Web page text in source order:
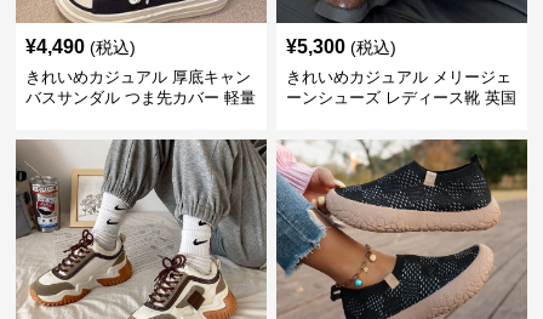
¥4,490 (税込)
きれいめカジュアル 厚底キャン
バスサンダル つま先カバー 軽量
アルシューズ
¥5,300 (税込)
きれいめカジュアル メリージェ
ーンシューズ レディース靴 英国
ラシカル フラットパンプス